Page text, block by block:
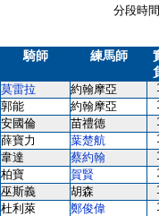
分段時
騎師 練馬師
莫雷拉 約翰摩亞
郭能 約翰摩亞
安國倫 苗禮德
薛寶力 葉楚航
韋達 蔡約翰
柏寶 賀賢
巫斯義 胡森
杜利萊 鄭俊偉